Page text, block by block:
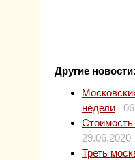
Другие новости:
недели
29.06.2020
Треть